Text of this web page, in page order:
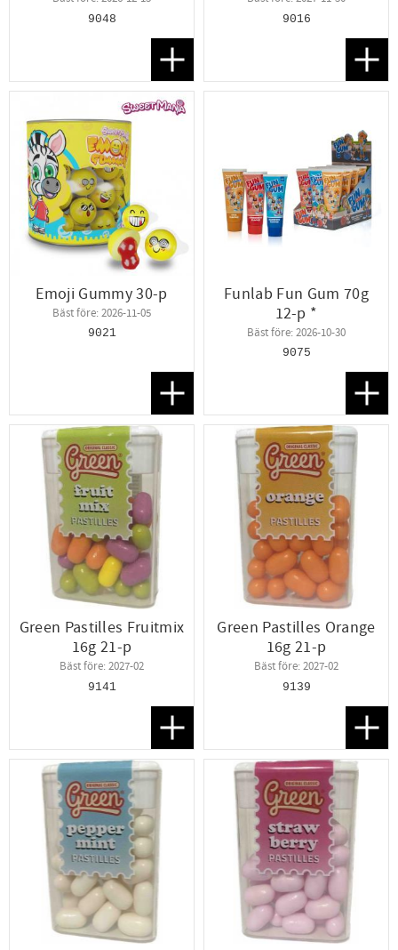
9048
Lägg till i favoriter
9016
Emoji Gummy 30-p
Bäst före: 2026-11-05
9021
Lägg till i favoriter
Funlab Fun Gum 70g
12-p *
Bäst före: 2026-10-30
9075
Green Pastilles Fruitmix
16g 21-p
Bäst före: 2027-02
9141
Lägg till i favoriter
Green Pastilles Orange
16g 21-p
Bäst före: 2027-02
9139